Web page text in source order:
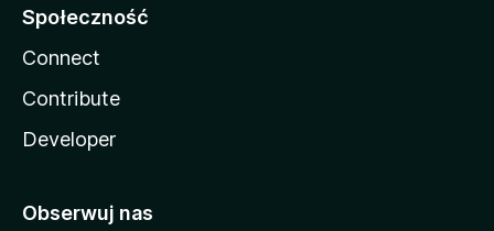
Społeczność
Connect
Contribute
Developer
Obserwuj nas